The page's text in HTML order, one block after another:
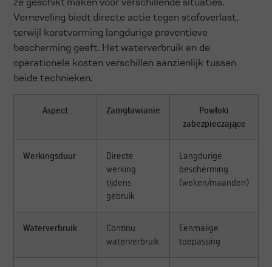
Verneveling biedt directe actie tegen stofoverlast,
terwijl korstvorming langdurige preventieve
bescherming geeft. Het waterverbruik en de
operationele kosten verschillen aanzienlijk tussen
beide technieken.
Aspect Zamgławianie
Powłoki
zabezpieczające
Werkingsduur
Directe
werking
tijdens
gebruik
Langdurige
bescherming
(weken/maanden)
Waterverbruik
Continu
waterverbruik
Eenmalige
toepassing